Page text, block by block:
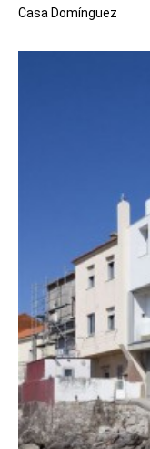
Casa Domínguez